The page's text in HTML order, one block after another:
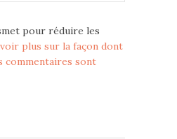
pour réduire les
plus sur la façon dont
commentaires sont